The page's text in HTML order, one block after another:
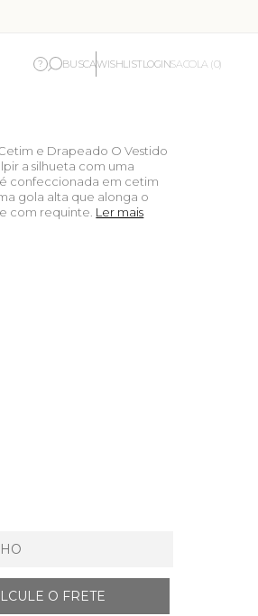
? BUSCAWISHLISTLOGINSACOLA (0)
e Drapeado O Vestido
a silhueta com uma
confeccionada em cetim
gola alta que alonga o
com requinte. Ler mais